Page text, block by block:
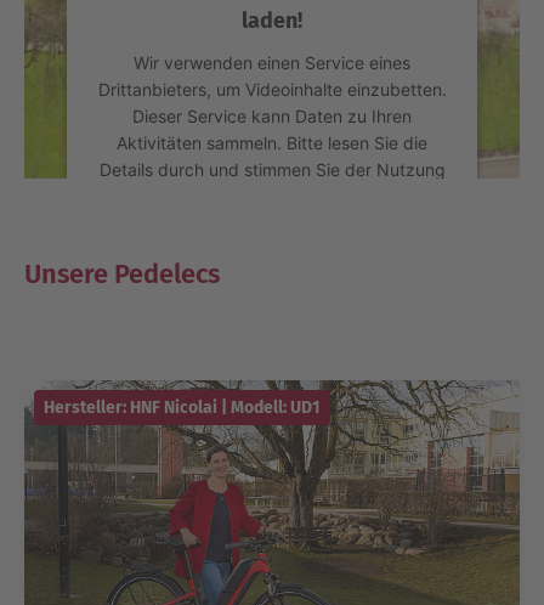
laden!
Wir verwenden einen Service eines
Drittanbieters, um Videoinhalte einzubetten.
Dieser Service kann Daten zu Ihren
Aktivitäten sammeln. Bitte lesen Sie die
Details durch und stimmen Sie der Nutzung
Mehr Informationen
powered byUsercentrics Consent
Management Platform
Unsere Pedelecs
Hersteller: HNF Nicolai | Modell: UD1